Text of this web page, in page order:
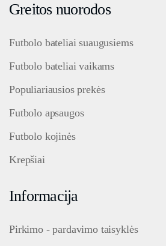
Greitos nuorodos
Futbolo bateliai suaugusiems
Futbolo bateliai vaikams
Populiariausios prekės
Futbolo apsaugos
Futbolo kojinės
Krepšiai
Informacija
Pirkimo - pardavimo taisyklės